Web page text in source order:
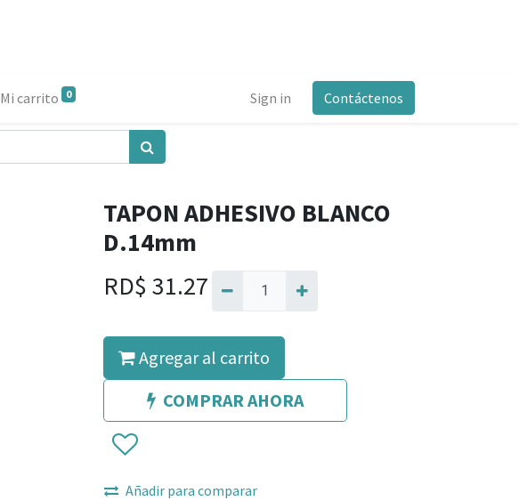
Mi carrito 0 Sign in Contáctenos
TAPON ADHESIVO BLANCO
D.14mm
RD$ 31.27
Agregar al carrito
COMPRAR AHORA
Añadir para comparar